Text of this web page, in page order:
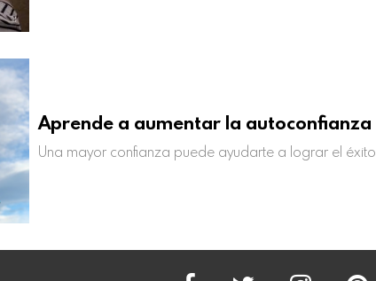
Aprende a aumentar la autoconfianza
Una mayor confianza puede ayudarte a lograr el éxito
instagram